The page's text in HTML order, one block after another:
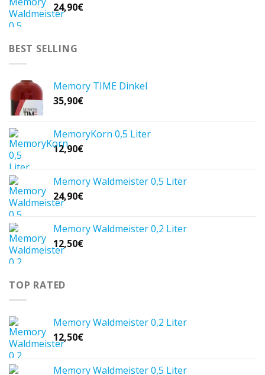
24,90€
BEST SELLING
Memory TIME Dinkel
35,90€
MemoryKorn 0,5 Liter
12,90€
Memory Waldmeister 0,5 Liter
24,90€
Memory Waldmeister 0,2 Liter
12,50€
TOP RATED
Memory Waldmeister 0,2 Liter
12,50€
Memory Waldmeister 0,5 Liter